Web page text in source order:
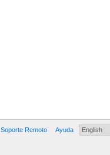
Soporte Remoto Ayuda